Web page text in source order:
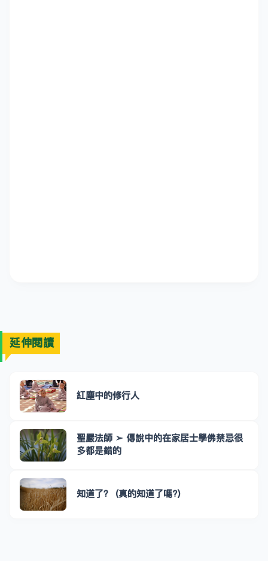
延伸閱讀
紅塵中的修行人
聖嚴法師 ➢ 傳說中的在家居士學佛禁忌很
多都是錯的
知道了？ (真的知道了嗎?)